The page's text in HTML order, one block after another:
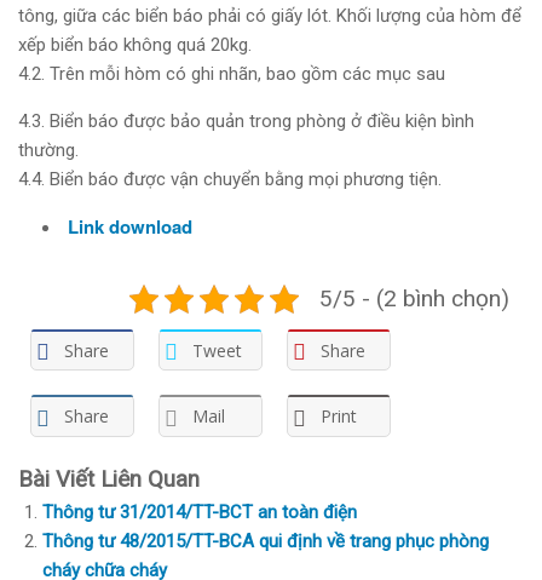
tông, giữa các biển báo phải có giấy lót. Khối lượng của hòm để
xếp biển báo không quá 20kg.
4.2. Trên mỗi hòm có ghi nhãn, bao gồm các mục sau
4.3. Biển báo được bảo quản trong phòng ở điều kiện bình
thường.
4.4. Biển báo được vận chuyển bằng mọi phương tiện.
Link download
5/5 - (2 bình chọn)
Share Tweet Share
Share Mail Print
Bài Viết Liên Quan
Thông tư 31/2014/TT-BCT an toàn điện
Thông tư 48/2015/TT-BCA qui định về trang phục phòng
cháy chữa cháy